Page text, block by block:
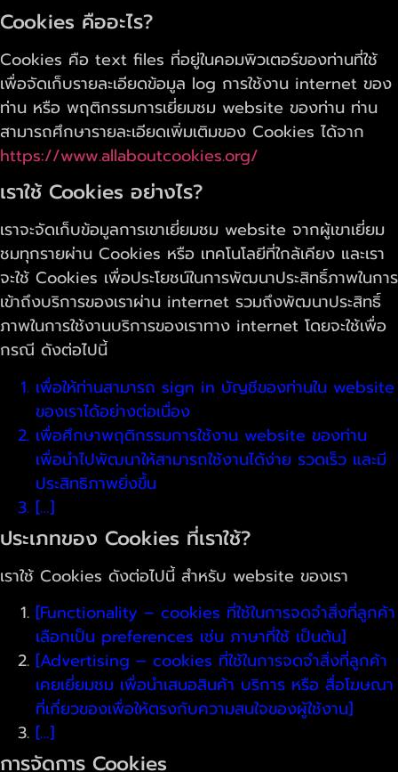
Cookies คืออะไร?
Cookies คือ text files ที่อยู่ในคอมพิวเตอร์ของท่านที่ใช้
เพื่อจัดเก็บรายละเอียดข้อมูล log การใช้งาน internet ของ
ท่าน หรือ พฤติกรรมการเยี่ยมชม website ของท่าน ท่าน
สามารถศึกษารายละเอียดเพิ่มเติมของ Cookies ได้จาก
https://www.allaboutcookies.org/
เราใช้ Cookies อย่างไร?
เราจะจัดเก็บข้อมูลการเขาเยี่ยมชม website จากผู้เขาเยี่ยม
ชมทุกรายผ่าน Cookies หรือ เทคโนโลยีที่ใกล้เคียง และเรา
จะใช้ Cookies เพื่อประโยชน์ในการพัฒนาประสิทธิ์ภาพในการ
เข้าถึงบริการของเราผ่าน internet รวมถึงพัฒนาประสิทธิ์
ภาพในการใช้งานบริการของเราทาง internet โดยจะใช้เพื่อ
กรณี ดังต่อไปนี้
เพื่อให้ท่านสามารถ sign in บัญชีของท่านใน website
ของเราได้อย่างต่อเนื่อง
เพื่อศึกษาพฤติกรรมการใช้งาน website ของท่าน
เพื่อนำไปพัฒนาให้สามารถใช้งานได้ง่าย รวดเร็ว และมี
ประสิทธิภาพยิ่งขึ้น
[…]
ประเภทของ Cookies ที่เราใช้?
เราใช้ Cookies ดังต่อไปนี้ สำหรับ website ของเรา
[Functionality – cookies ที่ใช้ในการจดจำสิ่งที่ลูกค้า
เลือกเป็น preferences เช่น ภาษาที่ใช้ เป็นต้น]
[Advertising – cookies ที่ใช้ในการจดจำสิ่งที่ลูกค้า
เคยเยี่ยมชม เพื่อนำเสนอสินค้า บริการ หรือ สื่อโฆษณา
ที่เกี่ยวของเพื่อให้ตรงกับความสนใจของผู้ใช้งาน]
[…]
การจัดการ Cookies